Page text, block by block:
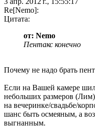
Re[Nеmо]:
Цитата:
от: Nеmо
Пентакс конечно
Почему не надо брать
Если на Вашей камере
небольших размеров
на вечеринке/свадьбе/
шанс быть осмеяным, а
выгнанным.